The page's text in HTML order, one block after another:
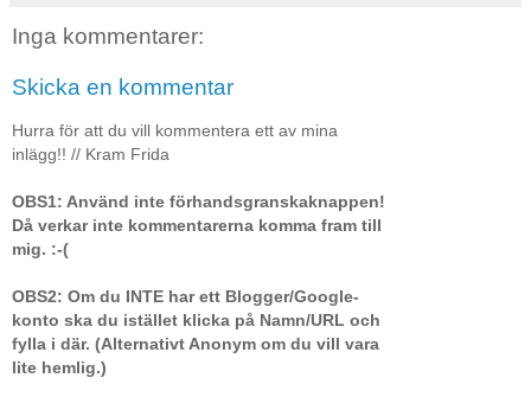
Inga kommentarer:
Skicka en kommentar
Hurra för att du vill kommentera ett av mina
inlägg!! // Kram Frida
OBS1: Använd inte förhandsgranskaknappen!
Då verkar inte kommentarerna komma fram till
mig. :-(
OBS2: Om du INTE har ett Blogger/Google-
konto ska du istället klicka på Namn/URL och
fylla i där. (Alternativt Anonym om du vill vara
lite hemlig.)